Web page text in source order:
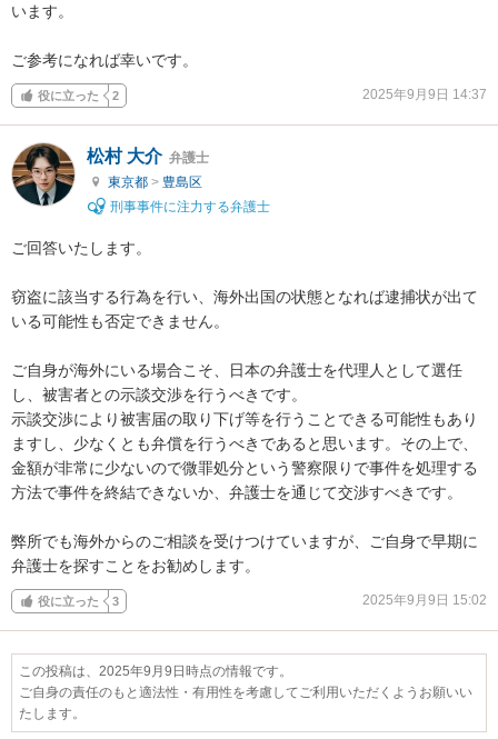
います。
ご参考になれば幸いです。
役に立った 2 2025年9月9日 14:37
松村 大介 弁護士
東京都 > 豊島区
刑事事件に注力する弁護士
ご回答いたします。
窃盗に該当する行為を行い、海外出国の状態となれば逮捕状が出て
いる可能性も否定できません。
ご自身が海外にいる場合こそ、日本の弁護士を代理人として選任
し、被害者との示談交渉を行うべきです。
示談交渉により被害届の取り下げ等を行うことできる可能性もあり
ますし、少なくとも弁償を行うべきであると思います。その上で、
金額が非常に少ないので微罪処分という警察限りで事件を処理する
方法で事件を終結できないか、弁護士を通じて交渉すべきです。
弊所でも海外からのご相談を受けつけていますが、ご自身で早期に
弁護士を探すことをお勧めします。
役に立った 3 2025年9月9日 15:02
この投稿は、2025年9月9日時点の情報です。
ご自身の責任のもと適法性・有用性を考慮してご利用いただくようお願いい
たします。